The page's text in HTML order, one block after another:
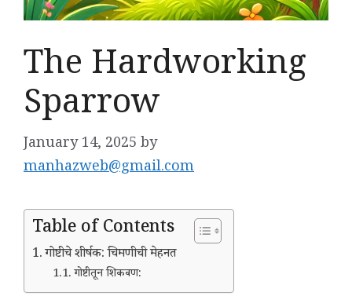
The Hardworking
Sparrow
January 14, 2025 by
manhazweb@gmail.com
Table of Contents
गोष्टीचे शीर्षक: चिमणीची मेहनत
गोष्टीतून शिकवण: